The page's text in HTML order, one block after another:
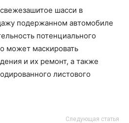
шасси в
подержанном автомобиле
потенциального
может маскировать
и их ремонт, а также
листового
Следующая статья